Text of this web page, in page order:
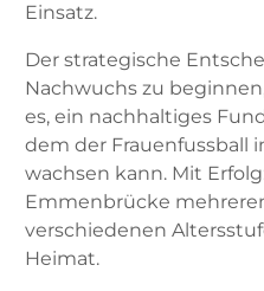
Einsatz.
Der strategische
Nachwuchs zu
es, ein nachhaltiges
dem der Frauenfussball
wachsen kann. Mit
Emmenbrücke
verschiedenen
Heimat.